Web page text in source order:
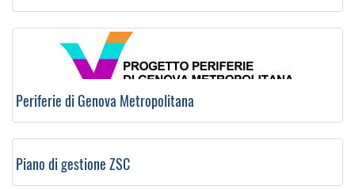
Periferie di Genova Metropolitana
Piano di gestione ZSC